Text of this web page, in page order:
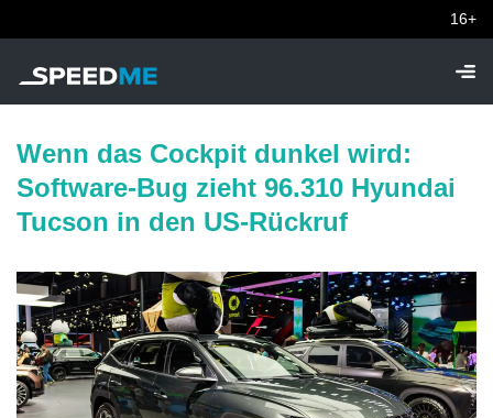
16+
Wenn das Cockpit dunkel wird:
Software-Bug zieht 96.310 Hyundai
Tucson in den US-Rückruf